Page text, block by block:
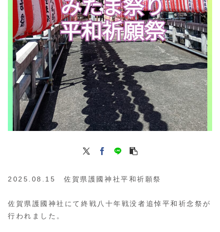
2025.08.15 佐賀県護國神社平和祈願祭
佐賀県護國神社にて終戦八十年戦没者追悼平和祈念祭が
行われました。